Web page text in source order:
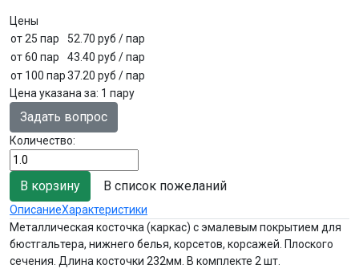
Цены
от 25 пар
52.70 руб / пар
от 60 пар
43.40 руб / пар
от 100 пар37.20 руб / пар
Цена указана за: 1 пару
Задать вопрос
Количество:
В список пожеланий
ОписаниеХарактеристики
Металлическая косточка (каркас) с эмалевым покрытием для
бюстгальтера, нижнего белья, корсетов, корсажей. Плоского
сечения. Длина косточки 232мм. В комплекте 2 шт.